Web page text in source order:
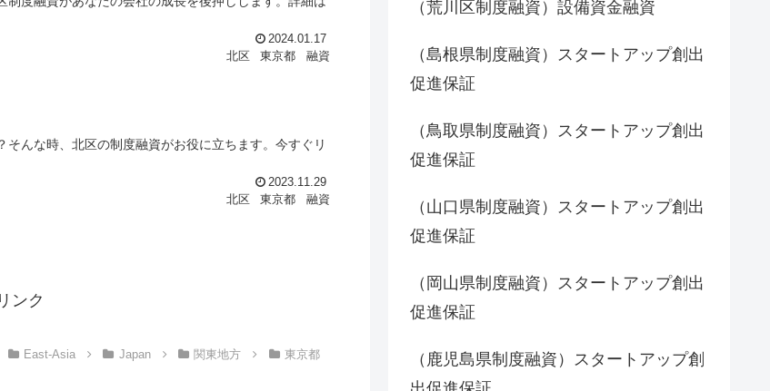
2024.01.17
北区
東京都 融資
んな時、北区の制度融資がお役に立ちます。今すぐリ
2023.11.29
北区
東京都 融資
ンク
East-Asia Japan 関東地方
東京都
（荒川区制度融資）設備資金融資
（島根県制度融資）スタートアップ創出
促進保証
（鳥取県制度融資）スタートアップ創出
促進保証
（山口県制度融資）スタートアップ創出
促進保証
（岡山県制度融資）スタートアップ創出
促進保証
（鹿児島県制度融資）スタートアップ創